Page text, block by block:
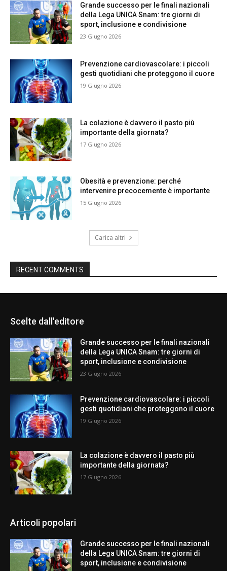
Grande successo per le finali nazionali
della Lega UNICA Snam: tre giorni di
sport, inclusione e condivisione
23 Giugno 2026
Prevenzione cardiovascolare: i piccoli
gesti quotidiani che proteggono il cuore
19 Giugno 2026
La colazione è davvero il pasto più
importante della giornata?
17 Giugno 2026
Obesità e prevenzione: perché
intervenire precocemente è importante
15 Giugno 2026
Carica altri
RECENT COMMENTS
Scelte dall'editore
Grande successo per le finali nazionali
della Lega UNICA Snam: tre giorni di
sport, inclusione e condivisione
23 Giugno 2026
Prevenzione cardiovascolare: i piccoli
gesti quotidiani che proteggono il cuore
19 Giugno 2026
La colazione è davvero il pasto più
importante della giornata?
17 Giugno 2026
Articoli popolari
Grande successo per le finali nazionali
della Lega UNICA Snam: tre giorni di
sport, inclusione e condivisione